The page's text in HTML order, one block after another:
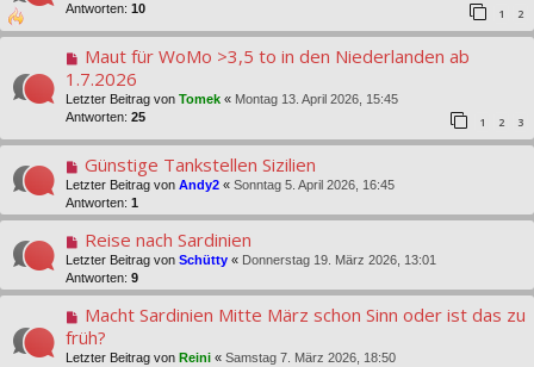
Antworten: 10 1 2
Maut für WoMo >3,5 to in den Niederlanden ab
1.7.2026
Letzter Beitrag von Tomek « Montag 13. April 2026, 15:45
Antworten: 25 1 2 3
Günstige Tankstellen Sizilien
Letzter Beitrag von Andy2 « Sonntag 5. April 2026, 16:45
Antworten: 1
Reise nach Sardinien
Letzter Beitrag von Schütty « Donnerstag 19. März 2026, 13:01
Antworten: 9
Macht Sardinien Mitte März schon Sinn oder ist das zu
früh?
Letzter Beitrag von Reini « Samstag 7. März 2026, 18:50